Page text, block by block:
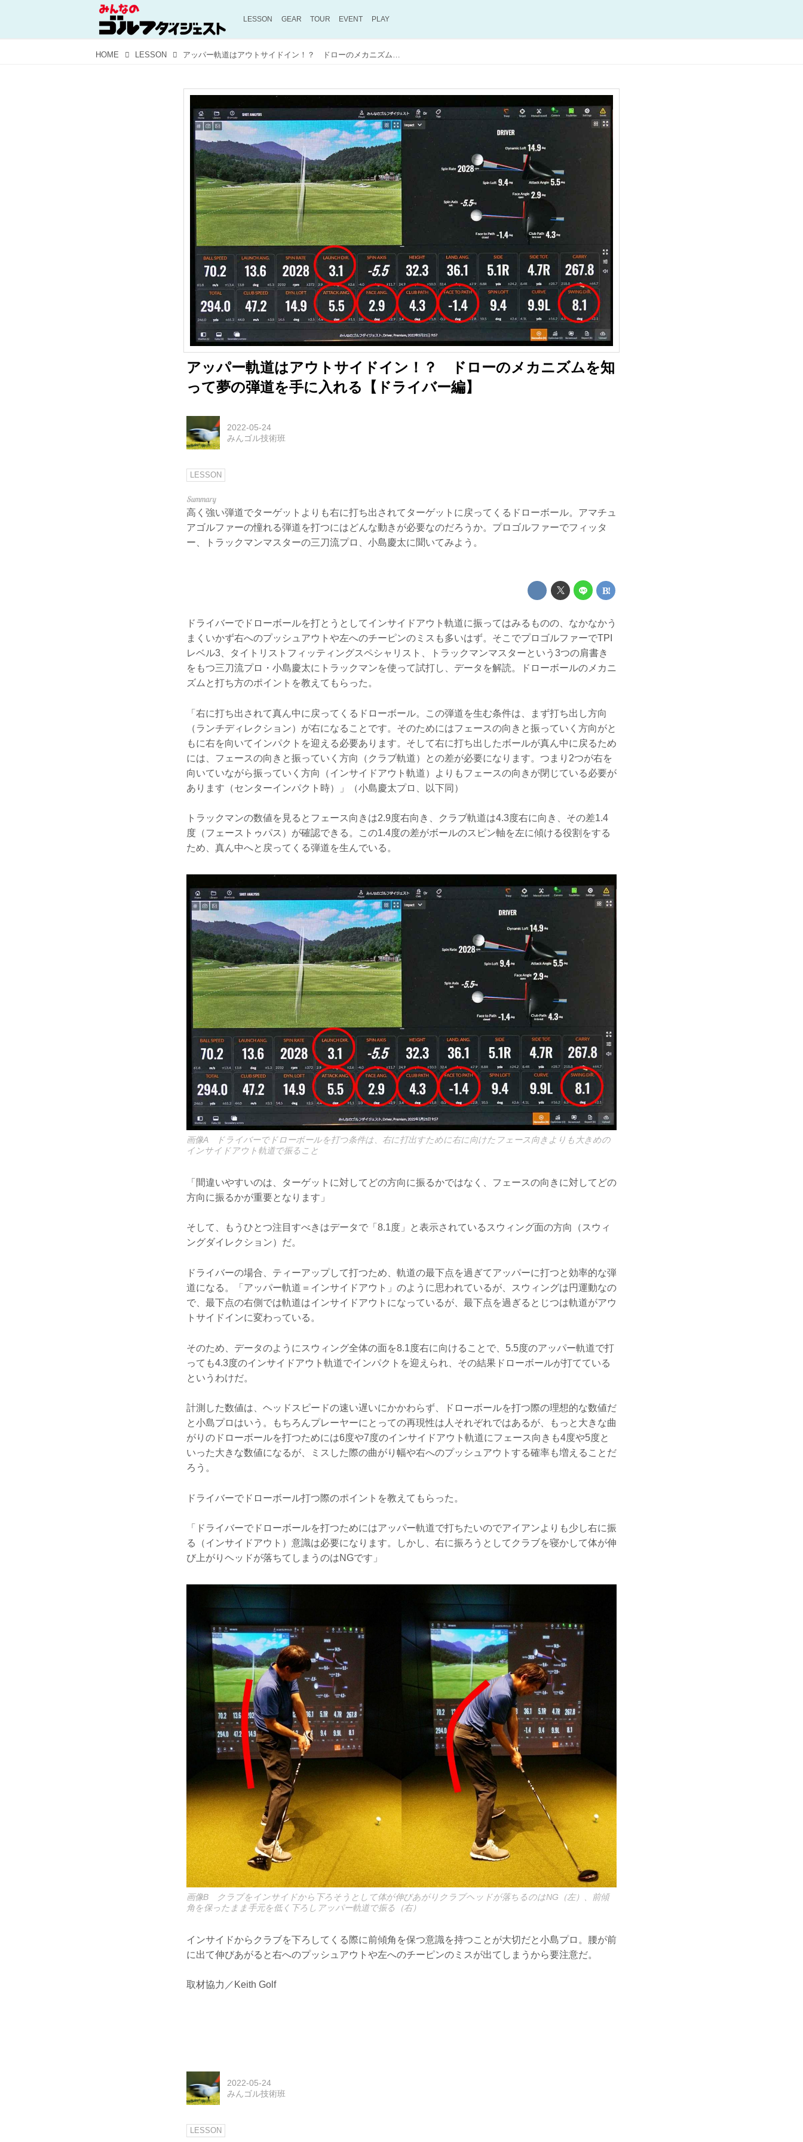
LESSON GEAR TOUR EVENT PLAY
HOME LESSON アッパー軌道はアウトサイドイン！？ ドローのメカニズムを知って夢の弾道を手に入れる【ドライバー編】
アッパー軌道はアウトサイドイン！？ ドローのメカニズムを知
って夢の弾道を手に入れる【ドライバー編】
2022-05-24
みんゴル技術班
LESSON
高く強い弾道でターゲットよりも右に打ち出されてターゲットに戻ってくるドローボール。アマチュ
アゴルファーの憧れる弾道を打つにはどんな動きが必要なのだろうか。プロゴルファーでフィッタ
ー、トラックマンマスターの三刀流プロ、小島慶太に聞いてみよう。
ドライバーでドローボールを打とうとしてインサイドアウト軌道に振ってはみるものの、なかなかう
まくいかず右へのプッシュアウトや左へのチーピンのミスも多いはず。そこでプロゴルファーでTPI
レベル3、タイトリストフィッティングスペシャリスト、トラックマンマスターという3つの肩書き
をもつ三刀流プロ・小島慶太にトラックマンを使って試打し、データを解読。ドローボールのメカニ
ズムと打ち方のポイントを教えてもらった。
「右に打ち出されて真ん中に戻ってくるドローボール。この弾道を生む条件は、まず打ち出し方向
（ランチディレクション）が右になることです。そのためにはフェースの向きと振っていく方向がと
もに右を向いてインパクトを迎える必要あります。そして右に打ち出したボールが真ん中に戻るため
には、フェースの向きと振っていく方向（クラブ軌道）との差が必要になります。つまり2つが右を
向いていながら振っていく方向（インサイドアウト軌道）よりもフェースの向きが閉じている必要が
あります（センターインパクト時）」（小島慶太プロ、以下同）
トラックマンの数値を見るとフェース向きは2.9度右向き、クラブ軌道は4.3度右に向き、その差1.4
度（フェーストゥパス）が確認できる。この1.4度の差がボールのスピン軸を左に傾ける役割をする
ため、真ん中へと戻ってくる弾道を生んでいる。
画像A ドライバーでドローボールを打つ条件は、右に打出すために右に向けたフェース向きよりも大きめの
インサイドアウト軌道で振ること
「間違いやすいのは、ターゲットに対してどの方向に振るかではなく、フェースの向きに対してどの
方向に振るかが重要となります」
そして、もうひとつ注目すべきはデータで「8.1度」と表示されているスウィング面の方向（スウィ
ングダイレクション）だ。
ドライバーの場合、ティーアップして打つため、軌道の最下点を過ぎてアッパーに打つと効率的な弾
道になる。「アッパー軌道＝インサイドアウト」のように思われているが、スウィングは円運動なの
で、最下点の右側では軌道はインサイドアウトになっているが、最下点を過ぎるとじつは軌道がアウ
トサイドインに変わっている。
そのため、データのようにスウィング全体の面を8.1度右に向けることで、5.5度のアッパー軌道で打
っても4.3度のインサイドアウト軌道でインパクトを迎えられ、その結果ドローボールが打てている
というわけだ。
計測した数値は、ヘッドスピードの速い遅いにかかわらず、ドローボールを打つ際の理想的な数値だ
と小島プロはいう。もちろんプレーヤーにとっての再現性は人それぞれではあるが、もっと大きな曲
がりのドローボールを打つためには6度や7度のインサイドアウト軌道にフェース向きも4度や5度と
いった大きな数値になるが、ミスした際の曲がり幅や右へのプッシュアウトする確率も増えることだ
ろう。
ドライバーでドローボール打つ際のポイントを教えてもらった。
「ドライバーでドローボールを打つためにはアッパー軌道で打ちたいのでアイアンよりも少し右に振
る（インサイドアウト）意識は必要になります。しかし、右に振ろうとしてクラブを寝かして体が伸
び上がりヘッドが落ちてしまうのはNGです」
画像B クラブをインサイドから下ろそうとして体が伸びあがりクラブヘッドが落ちるのはNG（左）、前傾
角を保ったまま手元を低く下ろしアッパー軌道で振る（右）
インサイドからクラブを下ろしてくる際に前傾角を保つ意識を持つことが大切だと小島プロ。腰が前
に出て伸びあがると右へのプッシュアウトや左へのチーピンのミスが出てしまうから要注意だ。
取材協力／Keith Golf
2022-05-24
みんゴル技術班
LESSON